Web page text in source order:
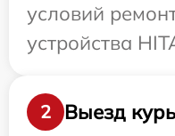
условий
устройства
2
Выезд